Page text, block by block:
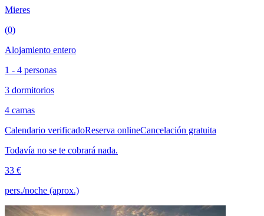
Mieres
(0)
Alojamiento entero
1 - 4 personas
3 dormitorios
4 camas
Calendario verificadoReserva onlineCancelación gratuita
Todavía no se te cobrará nada.
33 €
pers./noche (aprox.)